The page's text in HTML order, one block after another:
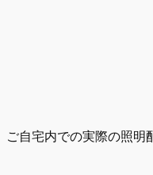
自宅内での実際の照明